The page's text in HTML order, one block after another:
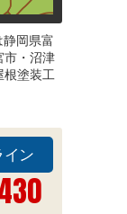
静岡県富
市・沼津
根塗装工
イン